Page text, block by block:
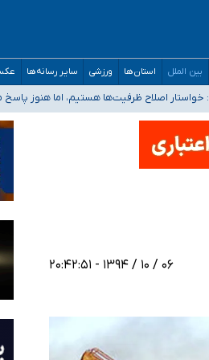
بین الملل استان‌ها ورزشی سایر رسانه‌ها
و دکترای تخصصی جغرافیای نظامی
از آستانه هشدار
۰۶ / ۱۰ / ۱۳۹۴ - ۲۰:۴۲:۵۱